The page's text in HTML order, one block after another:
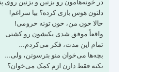
‫در خونه‌هامون رو بزنین ‫و بزنین روی
‫دلتون هوس بازی کرده؟ ‫بیا سراغم!
‫حالا خون من، خون توئه حرومی!
‫واقعاً موفق شدی ‫یکیشون رو کشتی
‫تمام این مدت، فکر می‌کردم...
‫بچه‌ها می‌خوان منو بترسونن، ولی...
‫نکنه فقط دارن ازم کمک می‌خوان؟